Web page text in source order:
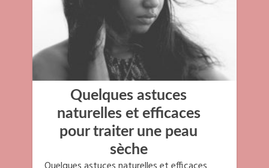
Quelques astuces
naturelles et efficaces
pour traiter une peau
sèche